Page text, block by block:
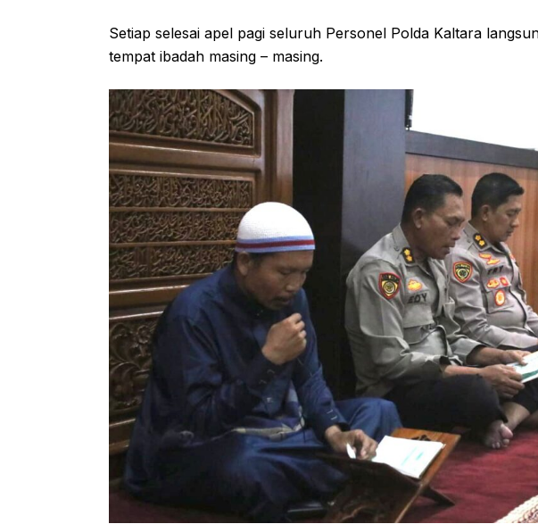
Setiap selesai apel pagi seluruh Personel Polda Kaltara
tempat ibadah masing – masing.